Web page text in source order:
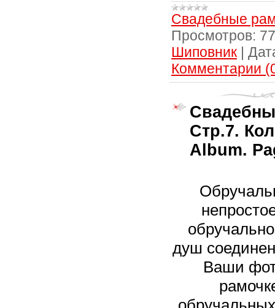
Свадебные
Просмотров:
Шиповник |
Комментарии
Стр.7.
Album.
душ
Ваши